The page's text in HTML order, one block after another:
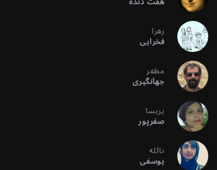
زهرا
فخرایی
مظفر
جهانگیری
پریسا
صفرپور
نائله
یوسفی